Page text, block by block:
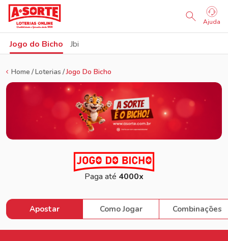
Ajuda
Jogo do Bicho Jbi
Home Loterias Jogo Do Bicho
Paga até 4000x
Apostar Como Jogar Combinações